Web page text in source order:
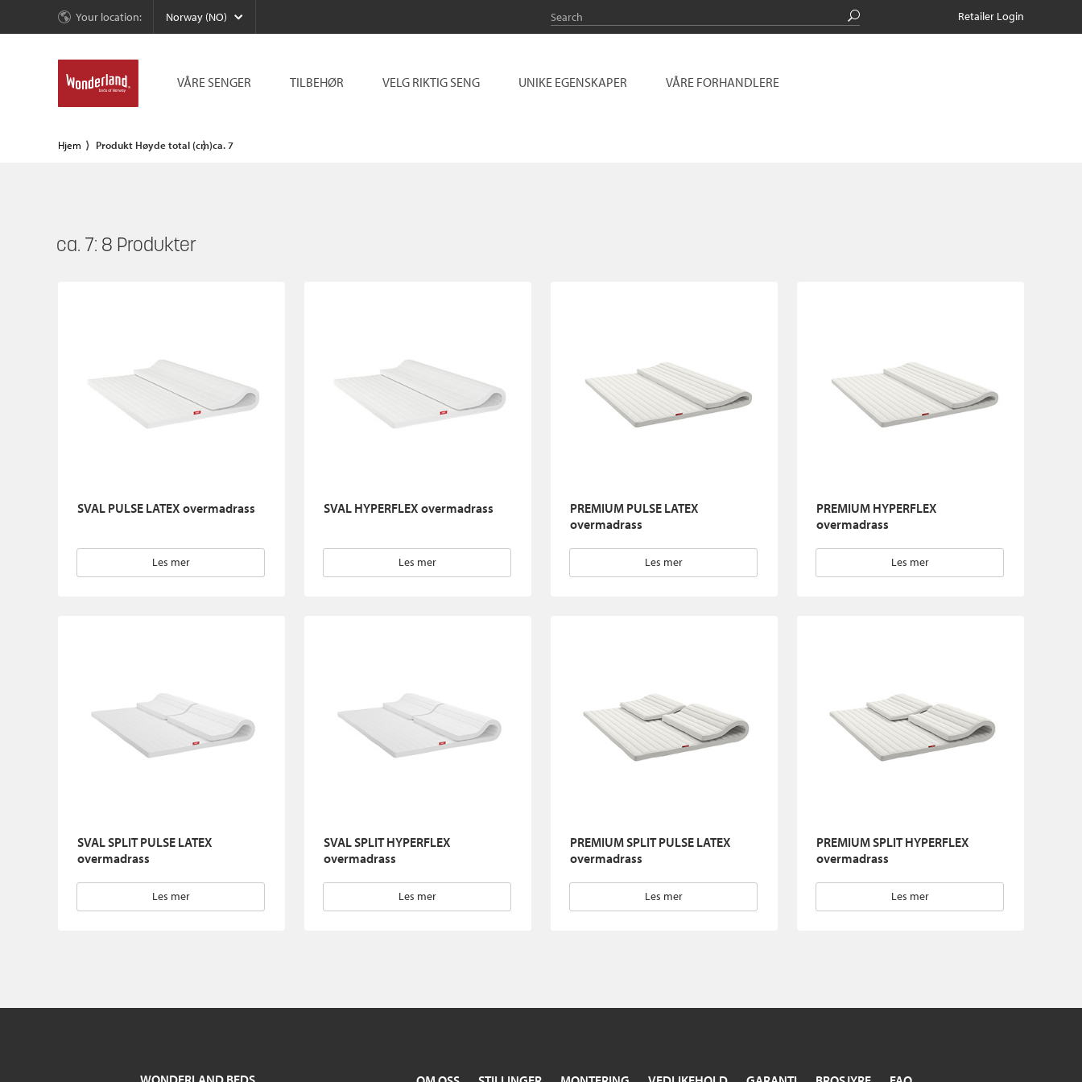
Your location: Norway (NO) Retailer Login
VÅRE SENGER TILBEHØR VELG RIKTIG SENG UNIKE EGENSKAPER VÅRE FORHANDLERE
Hjem Produkt Høyde total (cm)ca. 7
ca. 7: 8 Produkter
SVAL PULSE LATEX overmadrass
Les mer
SVAL HYPERFLEX overmadrass
Les mer
PREMIUM PULSE LATEX
overmadrass
Les mer
PREMIUM HYPERFLEX
overmadrass
Les mer
SVAL SPLIT PULSE LATEX
overmadrass
Les mer
SVAL SPLIT HYPERFLEX
overmadrass
Les mer
PREMIUM SPLIT PULSE LATEX
overmadrass
Les mer
PREMIUM SPLIT HYPERFLEX
overmadrass
Les mer